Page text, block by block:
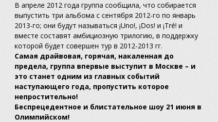
В апреле 2012 года группа сообщила, что собирается
выпустить три альбома с сентября 2012-го по январь
2013-го; они будут называться ¡Uno!, ¡Dos! и ¡Tré! и
вместе составят амбициозную трилогию, в поддержку
которой будет совершен тур в 2012-2013 гг.
Самая драйвовая, горячая, накаленная до
предела, группа впервые выступит в Москве – и
это станет одним из главных событий
наступающего года, пропустить которое
непростительно!
Беспрецедентное и блистательное шоу 21 июня в
Олимпийском!